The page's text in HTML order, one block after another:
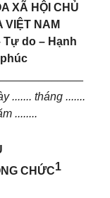
XÃ HỘI CHỦ
VIỆT NAM
do – Hạnh
phúc
....... tháng .......
........
CHỨC1